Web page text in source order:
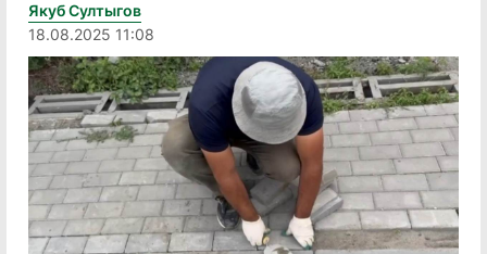
Якуб Султыгов
18.08.2025 11:08